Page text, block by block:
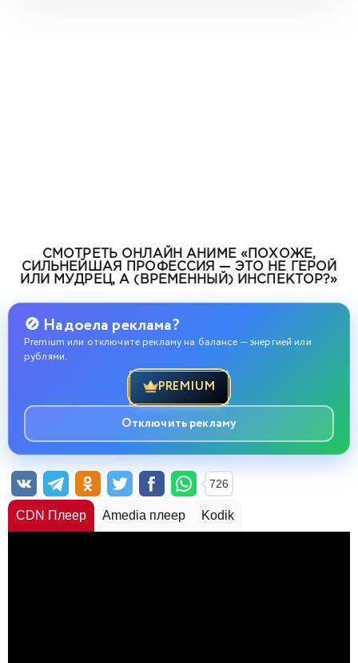
СМОТРЕТЬ ОНЛАЙН АНИМЕ «ПОХОЖЕ,
СИЛЬНЕЙШАЯ ПРОФЕССИЯ — ЭТО НЕ ГЕРОЙ
ИЛИ МУДРЕЦ, А (ВРЕМЕННЫЙ) ИНСПЕКТОР?»
🚫 Надоела реклама?
Premium или отключите рекламу на балансе — энергией или
рублями.
PREMIUM
Отключить рекламу
726
CDN Плеер Amedia плеер Kodik